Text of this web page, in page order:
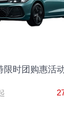
限时团购惠活